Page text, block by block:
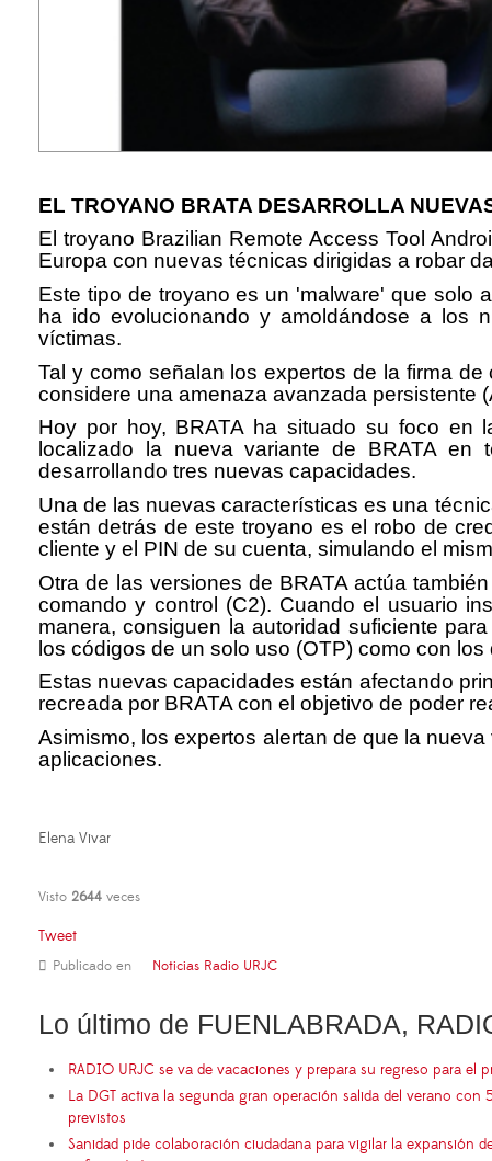
EL TROYANO BRATA DESARROLLA
El troyano Brazilian Remote Access Tool
Europa con nuevas técnicas dirigidas a robar
Este tipo de troyano es un 'malware' que solo
ha ido evolucionando y amoldándose a los
víctimas.
Tal y como señalan los expertos de la firma
considere una amenaza avanzada persistente
Hoy por hoy, BRATA ha situado su foco en
localizado la nueva variante de BRATA en
desarrollando tres nuevas capacidades.
Una de las nuevas características es una
están detrás de este troyano es el robo de
cliente y el PIN de su cuenta, simulando el
Otra de las versiones de BRATA actúa
comando y control (C2). Cuando el usuario
manera, consiguen la autoridad suficiente
los códigos de un solo uso (OTP) como con
Estas nuevas capacidades están afectando
recreada por BRATA con el objetivo de poder
Asimismo, los expertos alertan de que la
aplicaciones.
Elena Vivar
Visto 2644 veces
Tweet
Publicado en Noticias Radio URJC
Lo último de FUENLABRADA,
RADIO URJC se va de vacaciones y prepara su regreso para el
La DGT activa la segunda gran operación salida del verano con
previstos
Sanidad pide colaboración ciudadana para vigilar la expansión